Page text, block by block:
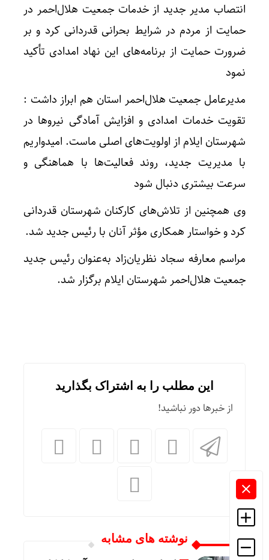
انتصاب مدیر جدید از خدمات جمعیت هلال‌احمر در
حمایت از مردم در شرایط بحرانی قدردانی کرد و بر
ضرورت حمایت از برنامه‌های این نهاد امدادی تأکید
نمود
مدیرعامل جمعیت هلال‌احمر استان هم ابراز داشت :
تقویت خدمات امدادی و افزایش آمادگی نیروها در
شهرستان ایلام از اولویت‌های اصلی ماست. امیدواریم
با مدیریت جدید، روند فعالیت‌ها با هماهنگی و
سرعت بیشتری دنبال شود
وی همچنین از تلاش‌های کارکنان شهرستان قدردانی
کرد و خواستار همکاری مؤثر آنان با رئیس جدید شد.
مراسم معارفه سجاد نظریان‌زاد به‌عنوان رئیس جدید
جمعیت هلال‌احمر شهرستان ایلام برگزار شد.
این مطلب را به اشتراک بگذارید
از خبرها دور نباشید!
نوشته های مشابه